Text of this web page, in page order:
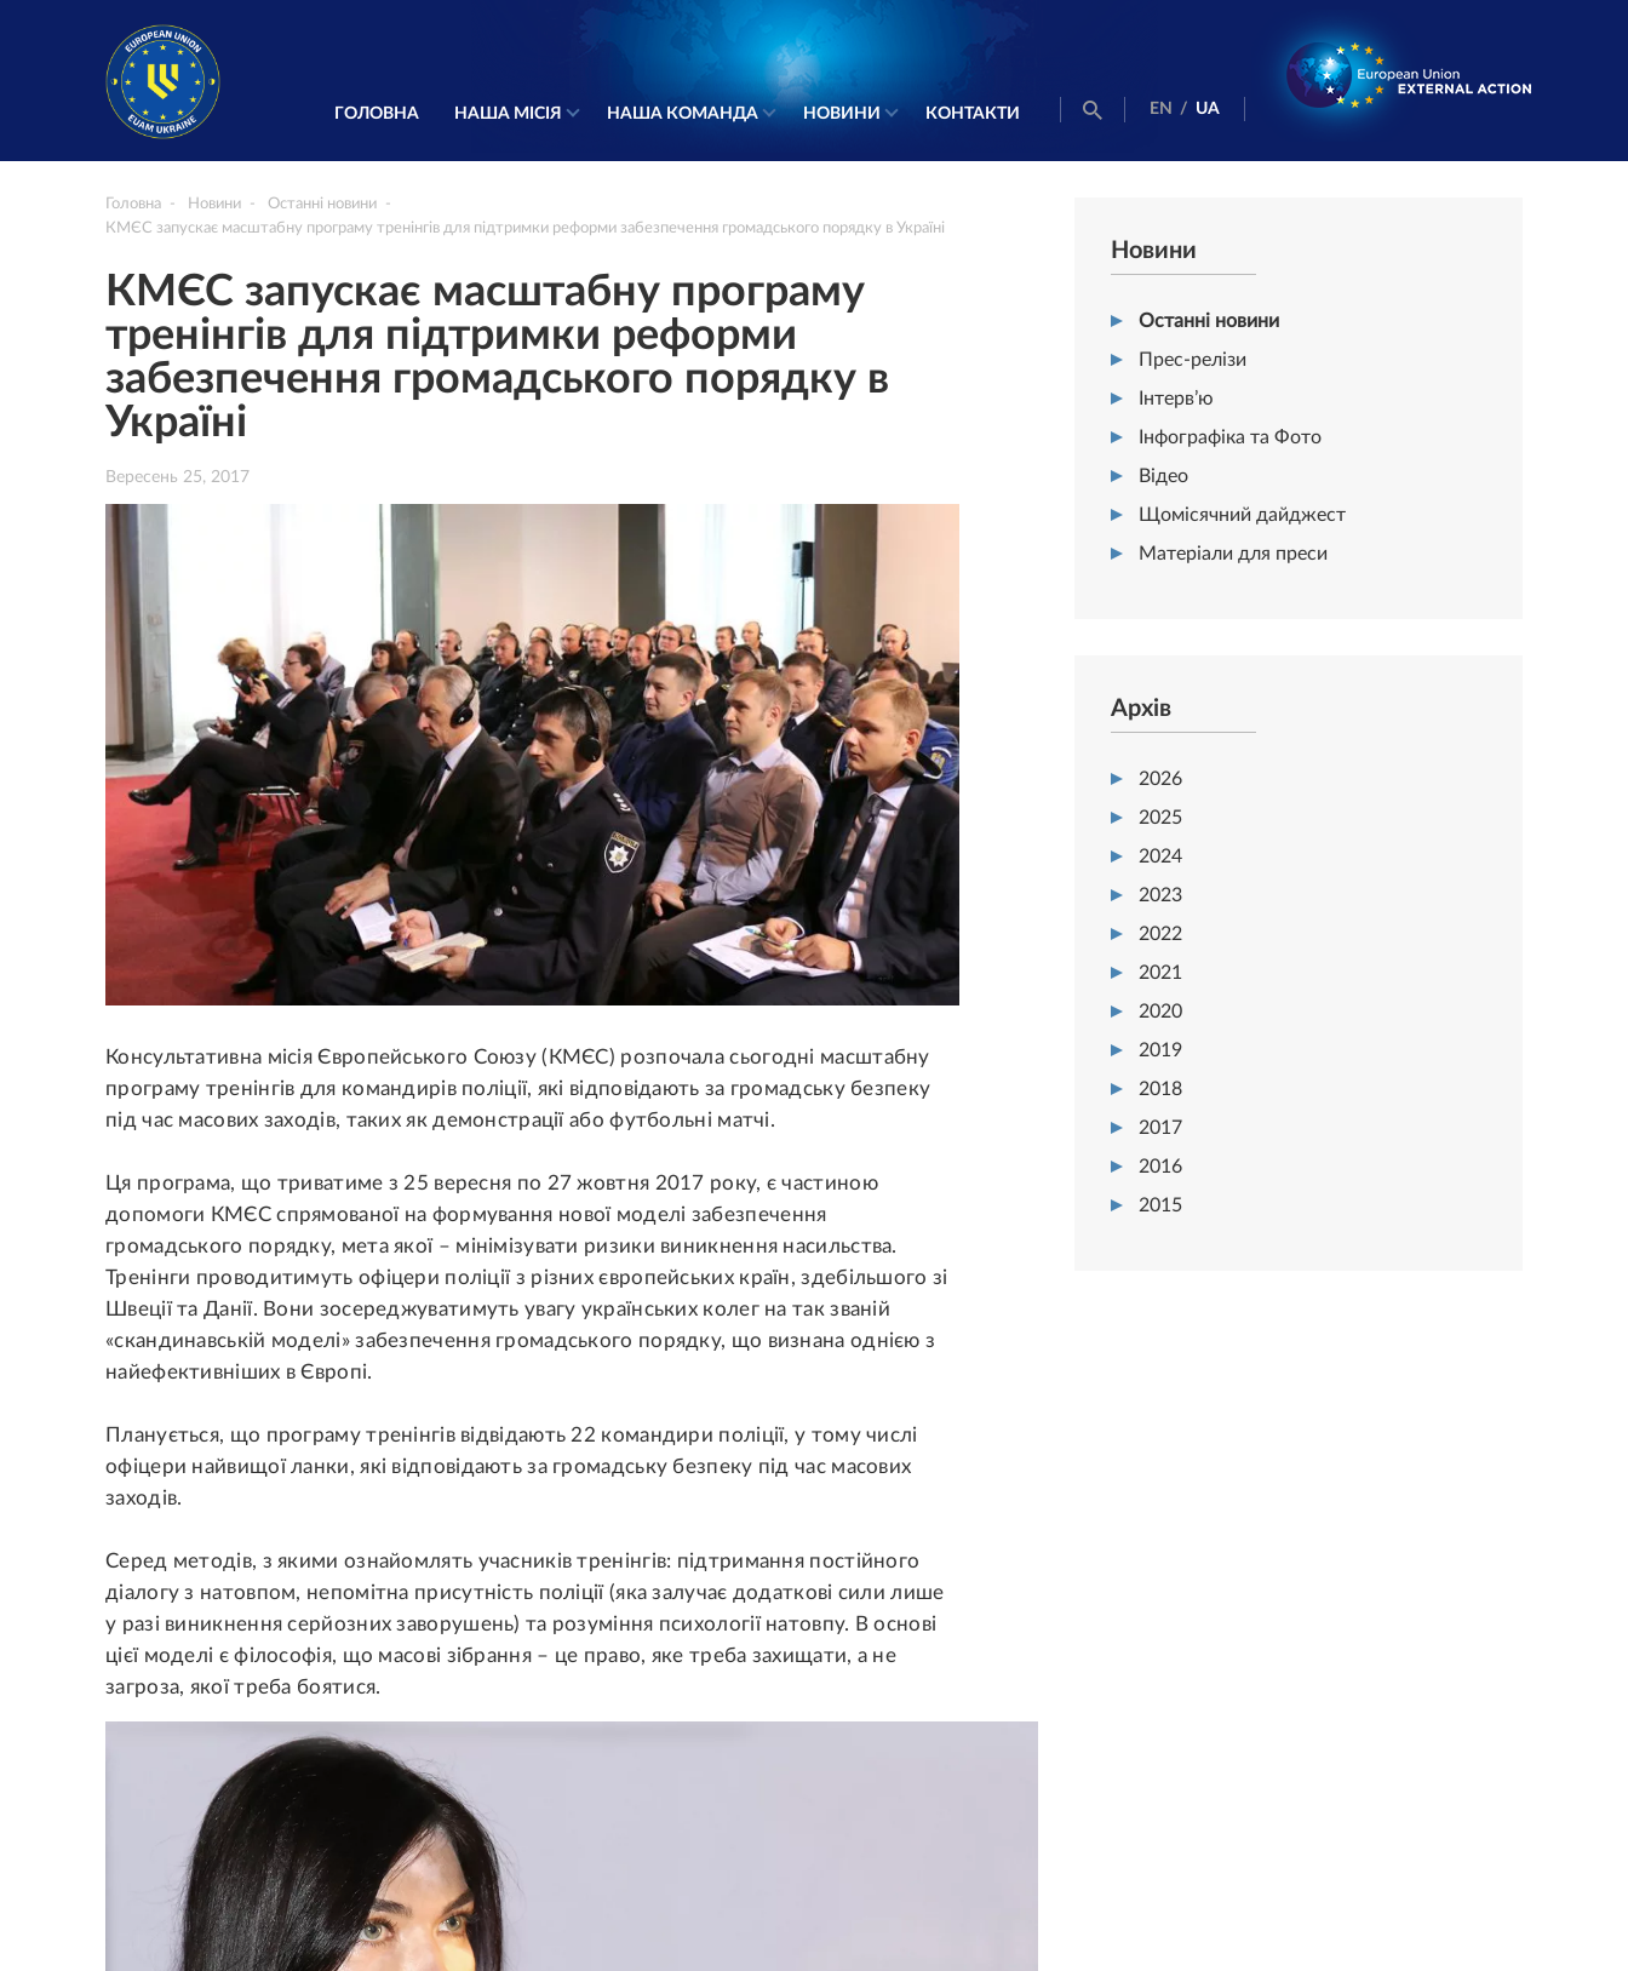
ГОЛОВНА НАША МІСІЯ НАША КОМАНДА НОВИНИ КОНТАКТИ EN / UA
Головна Новини
Останні новини
КМЄС запускає масштабну програму тренінгів для підтримки реформи забезпечення громадського порядку в Україні
КМЄС запускає масштабну програму
тренінгів для підтримки реформи
забезпечення громадського порядку в
Україні
Вересень 25, 2017
Консультативна місія Європейського Союзу (КМЄС) розпочала сьогодні масштабну
програму тренінгів для командирів поліції, які відповідають за громадську безпеку
під час масових заходів, таких як демонстрації або футбольні матчі.
Ця програма, що триватиме з 25 вересня по 27 жовтня 2017 року, є частиною
допомоги КМЄС спрямованої на формування нової моделі забезпечення
громадського порядку, мета якої – мінімізувати ризики виникнення насильства.
Тренінги проводитимуть офіцери поліції з різних європейських країн, здебільшого зі
Швеції та Данії. Вони зосереджуватимуть увагу українських колег на так званій
«скандинавській моделі» забезпечення громадського порядку, що визнана однією з
найефективніших в Європі.
Планується, що програму тренінгів відвідають 22 командири поліції, у тому числі
офіцери найвищої ланки, які відповідають за громадську безпеку під час масових
заходів.
Серед методів, з якими ознайомлять учасників тренінгів: підтримання постійного
діалогу з натовпом, непомітна присутність поліції (яка залучає додаткові сили лише
у разі виникнення серйозних заворушень) та розуміння психології натовпу. В основі
цієї моделі є філософія, що масові зібрання – це право, яке треба захищати, а не
загроза, якої треба боятися.
Новини
Останні новини
Прес-релізи
Інтерв’ю
Інфографіка та Фото
Відео
Щомісячний дайджест
Матеріали для преси
Архів
2026
2025
2024
2023
2022
2021
2020
2019
2018
2017
2016
2015